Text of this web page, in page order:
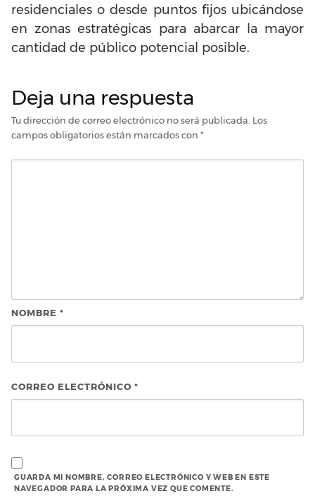
residenciales o desde puntos fijos ubicándose
en zonas estratégicas para abarcar la mayor
cantidad de público potencial posible.
Deja una respuesta
Tu dirección de correo electrónico no será publicada. Los
campos obligatorios están marcados con *
NOMBRE *
CORREO ELECTRÓNICO *
GUARDA MI NOMBRE, CORREO ELECTRÓNICO Y WEB EN ESTE
NAVEGADOR PARA LA PRÓXIMA VEZ QUE COMENTE.